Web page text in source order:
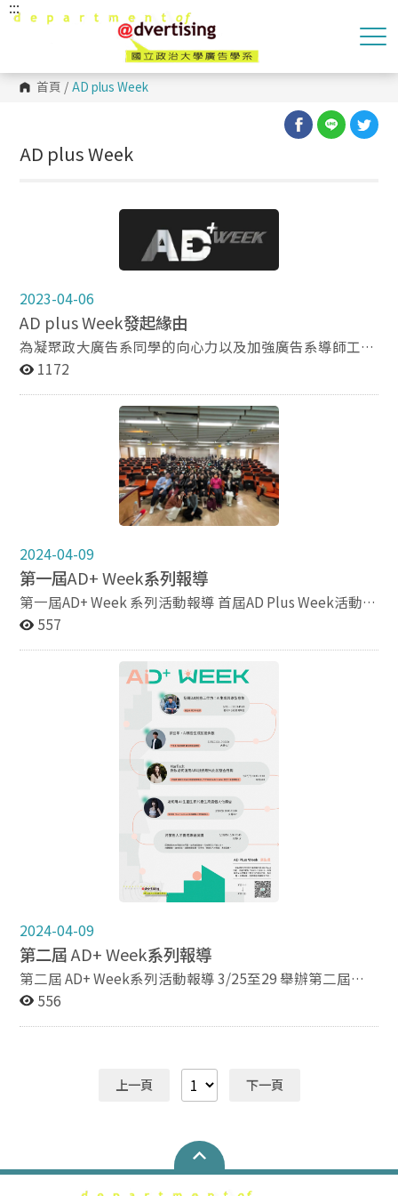
跳
到
內
容
區 首頁 / AD plus Week
:::
AD plus Week
2023-04-06
AD plus Week發起緣由
為凝聚政大廣告系同學的向心力以及加強廣告系導師工
作，該系自2023年起，訂定每年3月27日至4月7日為
具未來前瞻、專業加值、激發同學對於廣告的熱情，以提
供專業的廣告交流平臺的方式，促進學術研究和產業實踐
1172
2024-04-09
第一屆AD+ Week系列報導
第一屆AD+ Week 系列活動報導 首屆AD Plus Week活動將
於3月28日至4月7日舉辦，其中包含系列演講和海報展覽
設計得獎作品展覽，讓大家更深入了解廣告與設計之間的
Yang楊皓文主講，將帶領大家探討如何成為國際溝通人
才，以及在公關代理與廣告代理之間的不同。演講時間為
3月28日上午9時至12時，在研究203教室進行。 第二場
演講將由愛卡拉互動媒體股份有限公司帶來，專題為AI技
術在YT內容規劃與推廣、廣告、公關等領域的應用，探討
AI技術如何提高廣告效果及使用者體驗，演講時間為3月
29日上午9時至12時，在大勇417教室進行。 最後一場演
講主題為「科技與故事的結合：探索創新者與敘事者的世
界」，由當若科技藝術公司創辦人王柏宇主講。將介紹科
技和故事的相互融合，以及如何將這些概念應用到自己的
工作中。演講時間為3月30日上午10時至下午1時，在綜
講，亦增設靜態展覽，展示國際設計海報及視覺設計得獎
作品。該展覽將於新聞館1樓展演廳舉辦，展出時間為3月
28日上午9時至4月7日下午5時。展覽將呈現各種國際設
計大賽得獎作品，包括設計、視覺傳達和平面廣告等方面
的作品。 該展覽將為訪客提供一個了解國際設計潮流和趨
勢的機會，同時還可以學習到如何使用設計元素來增強品
人才，你需具備哪些能力？ ►系列演講(2)AI技術發展應
►【靜態展】國際設計海報及視覺設計得獎作品展覽 校園
新聞連結
557
2024-04-09
第二屆AD+ Week系列報導
第二屆 AD+ Week系列活動報導 3/25至29 舉辦第二屆
AD+ Week活動，本屆活動以「Web3.0 (Web 3)、區塊鍊
講: AI與廣告-AI生成的愛與恨 ►系列演講: AI讓我變成國民
556
上一頁 下一頁